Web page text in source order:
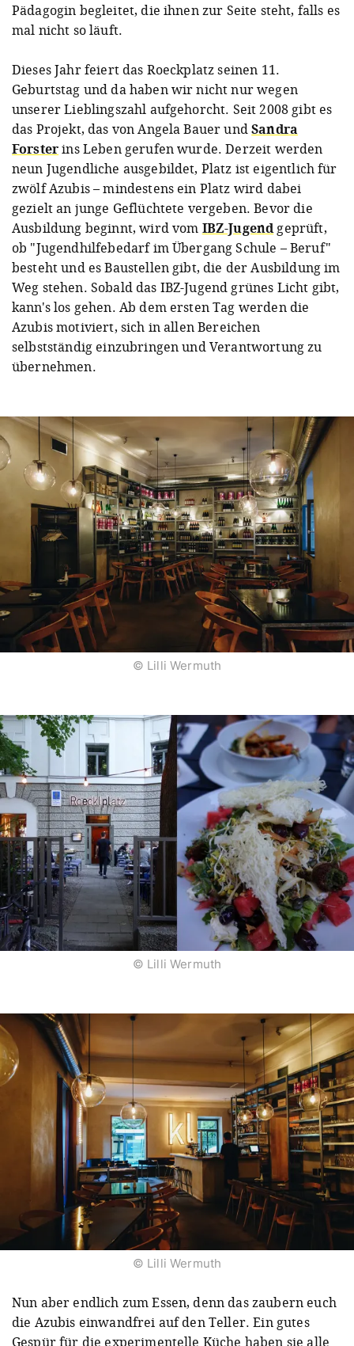
Pädagogin begleitet, die ihnen zur Seite steht, falls es
mal nicht so läuft.
Dieses Jahr feiert das Roeckplatz seinen 11.
Geburtstag und da haben wir nicht nur wegen
unserer Lieblingszahl aufgehorcht. Seit 2008 gibt es
das Projekt, das von Angela Bauer undSandra
Forsterins Leben gerufen wurde. Derzeit werden
neun Jugendliche ausgebildet, Platz ist eigentlich für
zwölf Azubis – mindestens ein Platz wird dabei
gezielt an junge Geflüchtete vergeben. Bevor die
Ausbildung beginnt, wird vom IBZ-Jugendgeprüft,
ob "Jugendhilfebedarf im Übergang Schule – Beruf"
besteht und es Baustellen gibt, die der Ausbildung im
Weg stehen. Sobald das IBZ-Jugend grünes Licht gibt,
kann's los gehen. Ab dem ersten Tag werden die
Azubis motiviert, sich in allen Bereichen
selbstständig einzubringen und Verantwortung zu
übernehmen.
© Lilli Wermuth
© Lilli Wermuth
© Lilli Wermuth
Nun aber endlich zum Essen, denn das zaubern euch
die Azubis einwandfrei auf den Teller. Ein gutes
Gespür für die experimentelle Küche haben sie alle